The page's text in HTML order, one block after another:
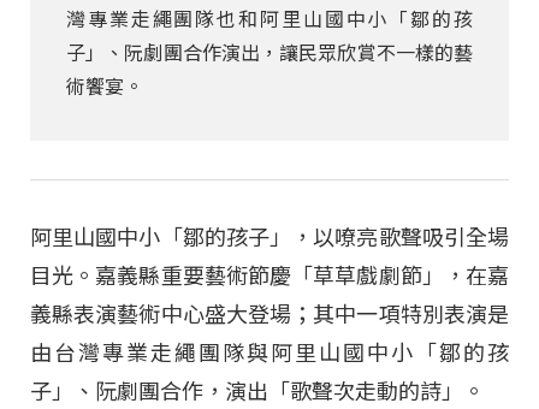
灣專業走繩團隊也和阿里山國中小「鄒的孩
子」、阮劇團合作演出，讓民眾欣賞不一樣的藝
術饗宴。
阿里山國中小「鄒的孩子」，以嘹亮歌聲吸引全場
目光。嘉義縣重要藝術節慶「草草戲劇節」，在嘉
義縣表演藝術中心盛大登場；其中一項特別表演是
由台灣專業走繩團隊與阿里山國中小「鄒的孩
子」、阮劇團合作，演出「歌聲次走動的詩」。